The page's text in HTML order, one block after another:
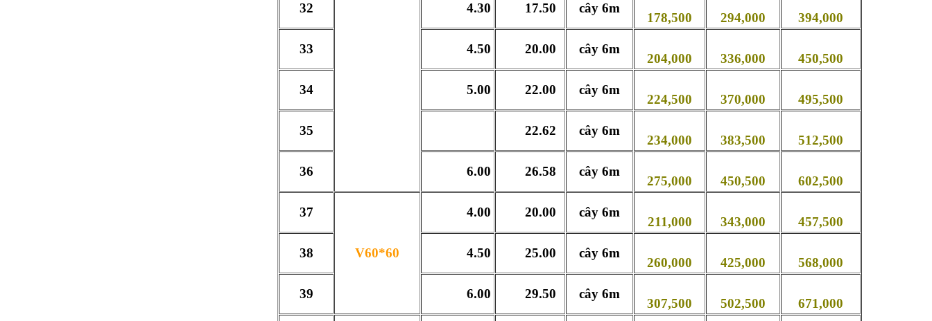
32 4.30 17.50 cây 6m
178,500 294,000 394,000
33 4.50 20.00 cây 6m
204,000 336,000 450,500
34 5.00 22.00 cây 6m
224,500 370,000 495,500
35 22.62 cây 6m
234,000 383,500 512,500
36 6.00 26.58 cây 6m
275,000 450,500 602,500
37
V60*60
4.00 20.00 cây 6m
211,000 343,000 457,500
38 4.50 25.00 cây 6m
260,000 425,000 568,000
39 6.00 29.50 cây 6m
307,500 502,500 671,000